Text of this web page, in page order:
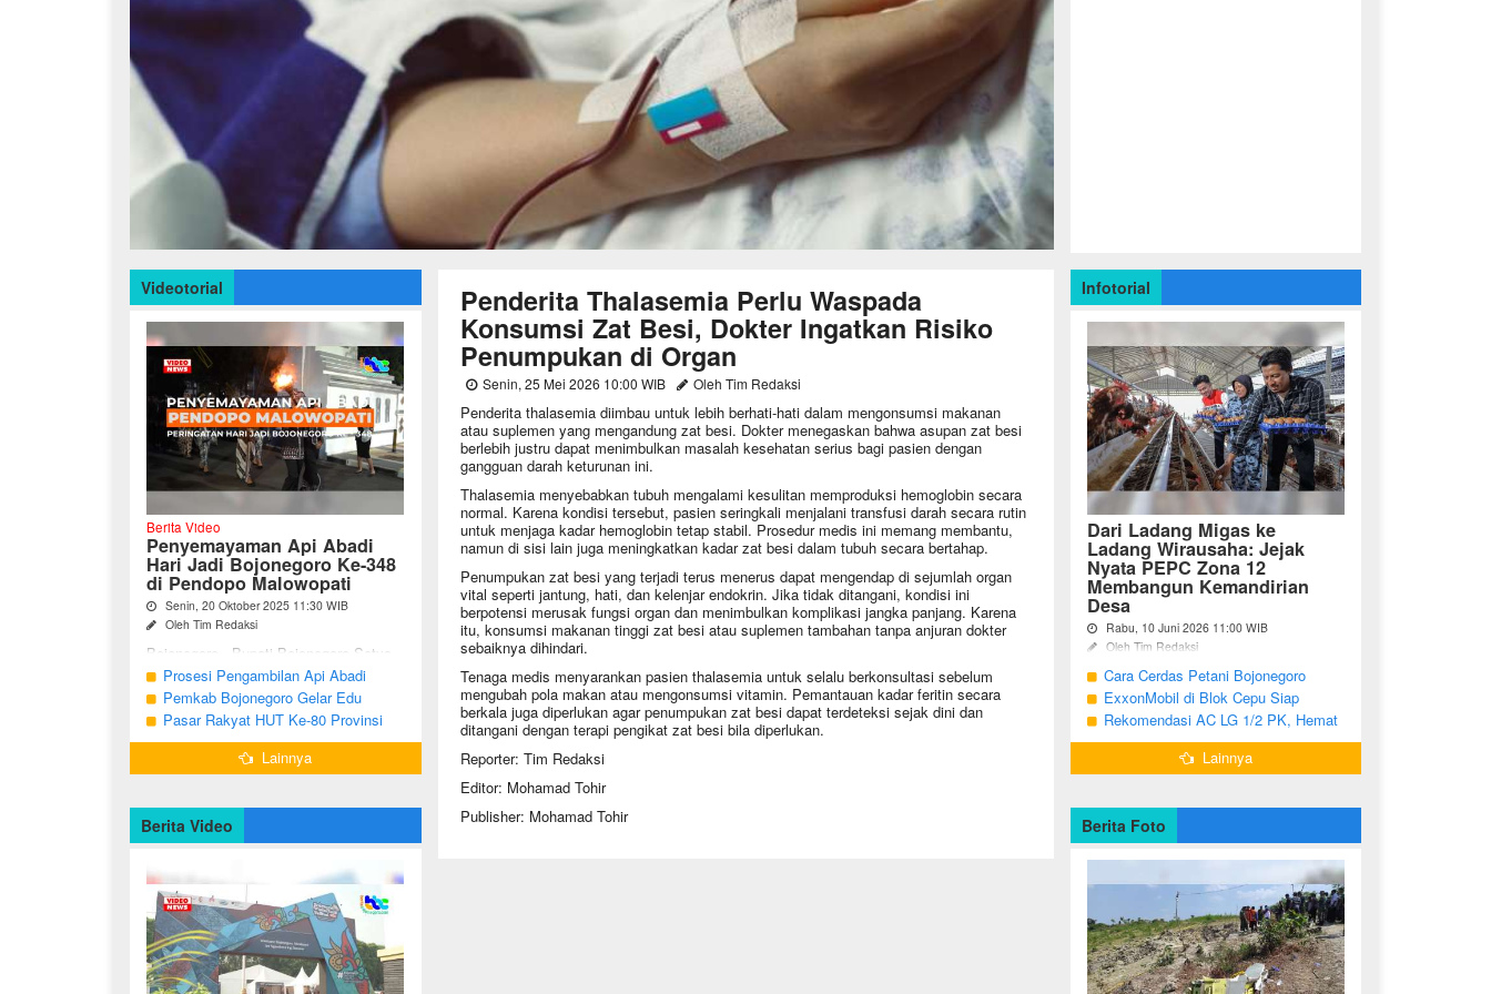
Penderita Thalasemia Perlu Waspada
Konsumsi Zat Besi, Dokter Ingatkan Risiko
Penumpukan di Organ
Senin, 25 Mei 2026 10:00 WIB Oleh Tim Redaksi
Penderita thalasemia diimbau untuk lebih berhati-hati dalam mengonsumsi makanan
atau suplemen yang mengandung zat besi. Dokter menegaskan bahwa asupan zat besi
berlebih justru dapat menimbulkan masalah kesehatan serius bagi pasien dengan
gangguan darah keturunan ini.
Thalasemia menyebabkan tubuh mengalami kesulitan memproduksi hemoglobin secara
normal. Karena kondisi tersebut, pasien seringkali menjalani transfusi darah secara rutin
untuk menjaga kadar hemoglobin tetap stabil. Prosedur medis ini memang membantu,
namun di sisi lain juga meningkatkan kadar zat besi dalam tubuh secara bertahap.
Penumpukan zat besi yang terjadi terus menerus dapat mengendap di sejumlah organ
vital seperti jantung, hati, dan kelenjar endokrin. Jika tidak ditangani, kondisi ini
berpotensi merusak fungsi organ dan menimbulkan komplikasi jangka panjang. Karena
itu, konsumsi makanan tinggi zat besi atau suplemen tambahan tanpa anjuran dokter
sebaiknya dihindari.
Tenaga medis menyarankan pasien thalasemia untuk selalu berkonsultasi sebelum
mengubah pola makan atau mengonsumsi vitamin. Pemantauan kadar feritin secara
berkala juga diperlukan agar penumpukan zat besi dapat terdeteksi sejak dini dan
ditangani dengan terapi pengikat zat besi bila diperlukan.
Reporter: Tim Redaksi
Editor: Mohamad Tohir
Publisher: Mohamad Tohir
Videotorial
Berita Video
Penyemayaman Api Abadi
Hari Jadi Bojonegoro Ke-348
di Pendopo Malowopati
Senin, 20 Oktober 2025 11:30 WIB
Oleh Tim Redaksi
Bojonegoro - Bupati Bojonegoro Setyo
Wahono, didampingi Wakil Bupati Nurul
Azizah dan Ketua DPRD Abdulloh
Umar, bersama jajaran Forkopimda
Bojonegoro ...
Prosesi Pengambilan Api Abadi
Peringatan Hari Jadi Bojonegoro Ke-
348
Pemkab Bojonegoro Gelar Edu
Champ dan Coaching Clinic Seni
Reog dan Jaranan
Pasar Rakyat HUT Ke-80 Provinsi
Jawa Timur di Bojonegoro
Lainnya
Berita Video
Infotorial
Dari Ladang Migas ke
Ladang Wirausaha: Jejak
Nyata PEPC Zona 12
Membangun Kemandirian
Desa
Rabu, 10 Juni 2026 11:00 WIB
Oleh Tim Redaksi
Bojonegoro - Berakhirnya fase
pengembangan Proyek Gas Jambaran-
Tiung Biru (JTB) pada 2021 menjadi
titik balik bagi ratusan pemuda Desa
Bandungrejo, ...
Cara Cerdas Petani Bojonegoro
Menguatkan Ekonomi Keluarga
ExxonMobil di Blok Cepu Siap
Hadapi Target Produksi 2026
Rekomendasi AC LG 1/2 PK, Hemat
Listrik dan Pendinginan Maksimal
Lainnya
Berita Foto